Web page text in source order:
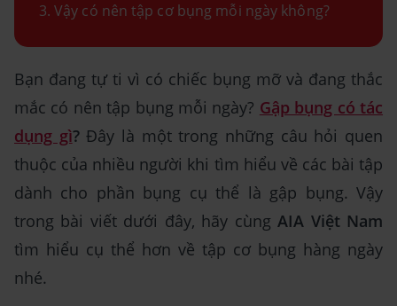
Vậy có nên tập cơ bụng mỗi ngày không?
Bạn đang tự ti vì có chiếc bụng mỡ và đang thắc
mắc có nên tập bụng mỗi ngày? Gập bụng có tác
dụng gì?Đây là một trong những câu hỏi quen
thuộc của nhiều người khi tìm hiểu về các bài tập
dành cho phần bụng cụ thể là gập bụng. Vậy
trong bài viết dưới đây, hãy cùngAIA Việt Nam
tìm hiểu cụ thể hơn về tập cơ bụng hàng ngày
nhé.